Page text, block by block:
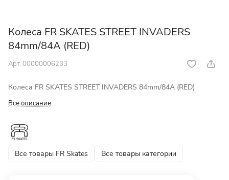
Колеса FR SKATES STREET INVADERS
84mm/84A (RED)
Арт. 00000006233
Колеса FR SKATES STREET INVADERS 84mm/84A (RED)
Все описание
Все товары FR Skates Все товары категории